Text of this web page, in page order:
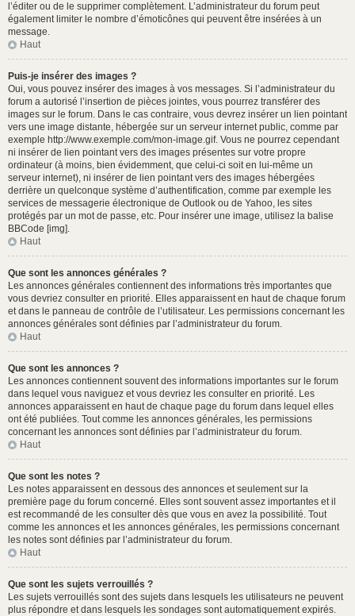
l’éditer ou de le supprimer complètement. L’administrateur du forum peut
également limiter le nombre d’émoticônes qui peuvent être insérées à un
message.
Haut
Puis-je insérer des images ?
Oui, vous pouvez insérer des images à vos messages. Si l’administrateur du
forum a autorisé l’insertion de pièces jointes, vous pourrez transférer des
images sur le forum. Dans le cas contraire, vous devrez insérer un lien pointant
vers une image distante, hébergée sur un serveur internet public, comme par
exemple http://www.exemple.com/mon-image.gif. Vous ne pourrez cependant
ni insérer de lien pointant vers des images présentes sur votre propre
ordinateur (à moins, bien évidemment, que celui-ci soit en lui-même un
serveur internet), ni insérer de lien pointant vers des images hébergées
derrière un quelconque système d’authentification, comme par exemple les
services de messagerie électronique de Outlook ou de Yahoo, les sites
protégés par un mot de passe, etc. Pour insérer une image, utilisez la balise
BBCode [img].
Haut
Que sont les annonces générales ?
Les annonces générales contiennent des informations très importantes que
vous devriez consulter en priorité. Elles apparaissent en haut de chaque forum
et dans le panneau de contrôle de l’utilisateur. Les permissions concernant les
annonces générales sont définies par l’administrateur du forum.
Haut
Que sont les annonces ?
Les annonces contiennent souvent des informations importantes sur le forum
dans lequel vous naviguez et vous devriez les consulter en priorité. Les
annonces apparaissent en haut de chaque page du forum dans lequel elles
ont été publiées. Tout comme les annonces générales, les permissions
concernant les annonces sont définies par l’administrateur du forum.
Haut
Que sont les notes ?
Les notes apparaissent en dessous des annonces et seulement sur la
première page du forum concerné. Elles sont souvent assez importantes et il
est recommandé de les consulter dès que vous en avez la possibilité. Tout
comme les annonces et les annonces générales, les permissions concernant
les notes sont définies par l’administrateur du forum.
Haut
Que sont les sujets verrouillés ?
Les sujets verrouillés sont des sujets dans lesquels les utilisateurs ne peuvent
plus répondre et dans lesquels les sondages sont automatiquement expirés.